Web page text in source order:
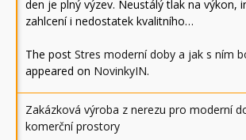
den je plný výzev. Neustálý tlak na výkon,
zahlcení i nedostatek kvalitního…
The post Stres moderní doby a jak s ním
appeared on NovinkyIN.
Zakázková výroba z nerezu pro moderní
komerční prostory